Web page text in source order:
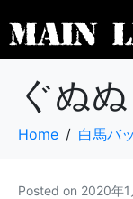
ぐぬぬ
Home 白馬バ
Posted on 2020年1